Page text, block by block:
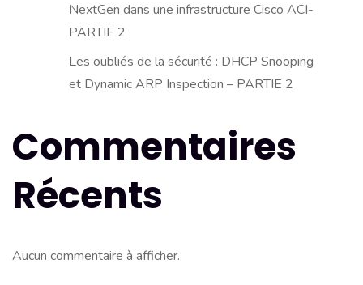
NextGen dans une infrastructure Cisco ACI-
PARTIE 2
Les oubliés de la sécurité : DHCP Snooping
et Dynamic ARP Inspection – PARTIE 2
Commentaires
Récents
Aucun commentaire à afficher.